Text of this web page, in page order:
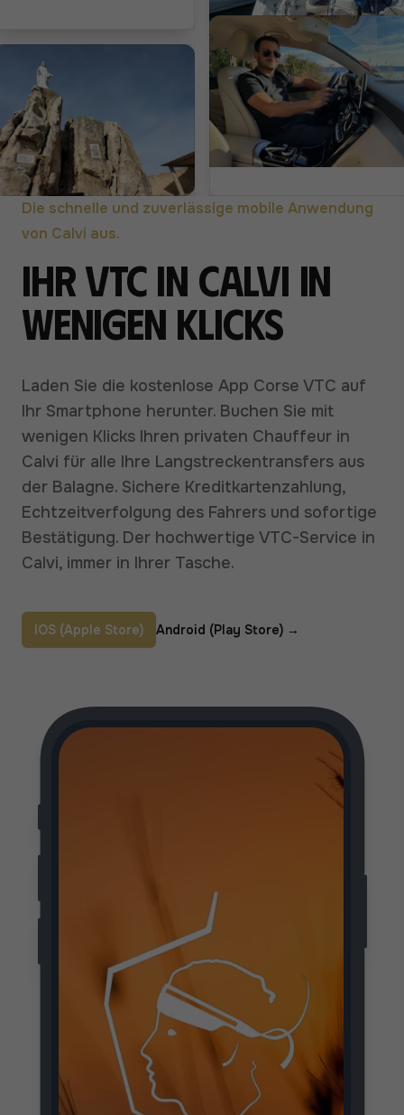
Die schnelle und zuverlässige mobile Anwendung
von Calvi aus.
Ihr VTC in Calvi in
wenigen Klicks
Laden Sie die kostenlose App Corse VTC auf
Ihr Smartphone herunter. Buchen Sie mit
wenigen Klicks Ihren privaten Chauffeur in
Calvi für alle Ihre Langstreckentransfers aus
der Balagne. Sichere Kreditkartenzahlung,
Echtzeitverfolgung des Fahrers und sofortige
Bestätigung. Der hochwertige VTC-Service in
Calvi, immer in Ihrer Tasche.
IOS (Apple Store) Android (Play Store) →